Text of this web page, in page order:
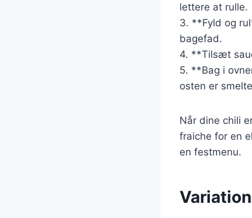
lettere at rulle.
3. **Fyld og
bagefad.
4. **Tilsæt
5. **Bag i
osten er
Når dine chili
fraiche for en
en festmenu.